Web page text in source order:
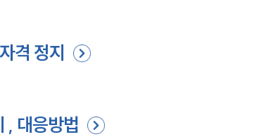
격 정지
, 대응방법